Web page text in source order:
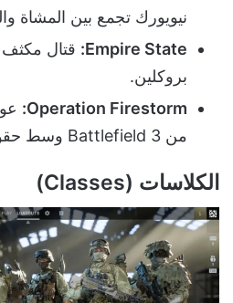
نيويورك تجمع بين المشاة
Empire State: قتال
بروكلين.
Operation Firestorm:
من Battlefield 3 وسط حقول نفط مشتعلة.
الكلاسات (Classes)